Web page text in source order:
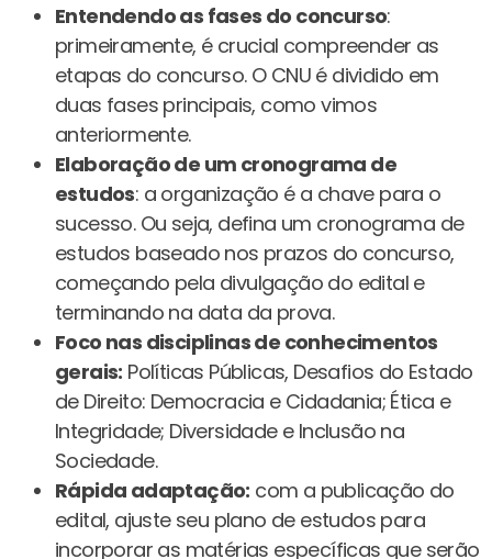
Entendendo as fases do concurso:
primeiramente, é crucial compreender as
etapas do concurso. O CNU é dividido em
duas fases principais, como vimos
anteriormente.
Elaboração de um cronograma de
estudos: a organização é a chave para o
sucesso. Ou seja, defina um cronograma de
estudos baseado nos prazos do concurso,
começando pela divulgação do edital e
terminando na data da prova.
Foco nas disciplinas de conhecimentos
gerais: Políticas Públicas, Desafios do Estado
de Direito: Democracia e Cidadania; Ética e
Integridade; Diversidade e Inclusão na
Sociedade.
Rápida adaptação: com a publicação do
edital, ajuste seu plano de estudos para
incorporar as matérias específicas que serão